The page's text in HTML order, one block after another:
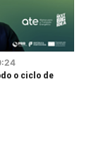
o ciclo de